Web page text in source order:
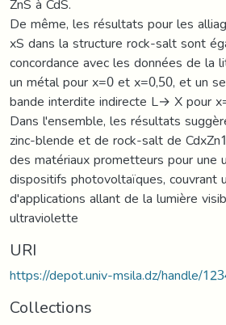
De même, les résultats pour les
xS dans la structure rock-salt sont
concordance avec les données de la
un métal pour x=0 et x=0,50, et un
bande interdite indirecte L→ X pour
Dans l'ensemble, les résultats
zinc-blende et de rock-salt de
des matériaux prometteurs pour une
dispositifs photovoltaïques, couvrant
d'applications allant de la lumière
ultraviolette
URI
https://depot.univ-msila.dz/handle/
Collections